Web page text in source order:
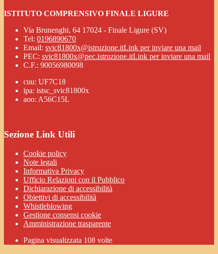
ISTITUTO COMPRENSIVO FINALE LIGURE
Via Brunenghi, 64 17024 - Finale Ligure (SV)
Tel: 0196890670
Email: svic81800x@istruzione.itLink per inviare una mail
PEC: svic81800x@pec.istruzione.itLink per inviare una mail
C.F.: 90056980098
cuu: UF7C18
ipa: istsc_svic81800x
aoo: A56C15L
Sezione Link Utili
Cookie policy
Note legali
Informativa Privacy
Ufficio Relazioni con il Pubblico
Dichiarazione di accessibilità
Obiettivi di accessibilità
Whistleblowing
Gestione consensi cookie
Amministrazione trasparente
Pagina visualizzata 108 volte